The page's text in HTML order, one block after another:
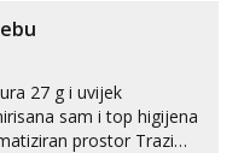
27 g i uvijek
sam i top higijena
prostor Trazim